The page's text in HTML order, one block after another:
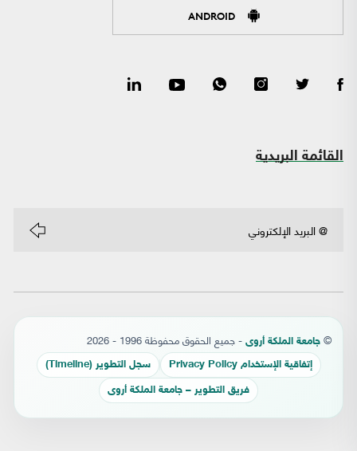
ANDROID
القائمة البريدية
© جامعة الملكة أروى - جميع الحقوق محفوظة 1996 - 2026
إتفاقية الإستخدام Privacy Policy سجل التطوير (Timeline)
فريق التطوير – جامعة الملكة أروى